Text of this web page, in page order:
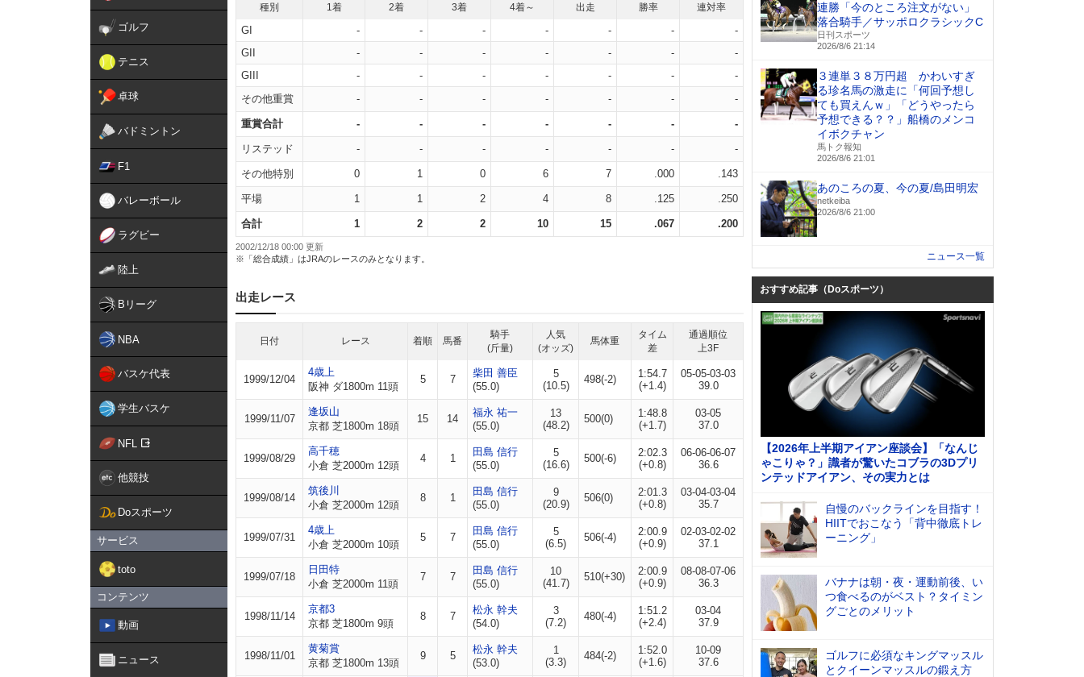
ゴルフ
テニス
卓球
バドミントン
F1
バレーボール
ラグビー
陸上
Bリーグ
NBA
バスケ代表
学生バスケ
NFL
他競技
Doスポーツ
サービス
toto
コンテンツ
動画
ニュース
種別 1着 2着 3着 4着～ 出走 勝率 連対率
GI - - - - - -
-
GII
- - - - - -
-
GIII
- - - - - -
-
その他重賞
- - - - - - -
重賞合計 - - - - - - -
リステッド - - - - - - -
その他特別 0 1 0 6 7 .000 .143
平場 1 1 2 4 8 .125 .250
合計 1 2 2 10 15 .067 .200
2002/12/18 00:00 更新
※「総合成績」はJRAのレースのみとなります。
出走レース
日付 レース 着順 馬番
騎手
(斤量)
人気
(オッズ)
馬体重
タイム
差
通過順位
上3F
1999/12/04
4歳上
阪神 ダ1800m 11頭
5 7
柴田 善臣
(55.0)
5
(10.5)
498(-2)
1:54.7
(+1.4)
05-05-03-03
39.0
1999/11/07
逢坂山
京都 芝1800m 18頭
15 14
福永 祐一
(55.0)
13
(48.2)
500(0)
1:48.8
(+1.7)
03-05
37.0
1999/08/29
高千穂
小倉 芝2000m 12頭
4 1
田島 信行
(55.0)
5
(16.6)
500(-6)
2:02.3
(+0.8)
06-06-06-07
36.6
1999/08/14
筑後川
小倉 芝2000m 12頭
8 1
田島 信行
(55.0)
9
(20.9)
506(0)
2:01.3
(+0.8)
03-04-03-04
35.7
1999/07/31
4歳上
小倉 芝2000m 10頭
5 7
田島 信行
(55.0)
5
(6.5)
506(-4)
2:00.9
(+0.9)
02-03-02-02
37.1
1999/07/18
日田特
小倉 芝2000m 11頭
7 7
田島 信行
(55.0)
10
(41.7)
510(+30)
2:00.9
(+0.9)
08-08-07-06
36.3
1998/11/14
京都3
京都 芝1800m 9頭
8 7
松永 幹夫
(54.0)
3
(7.2)
480(-4)
1:51.2
(+2.4)
03-04
37.9
1998/11/01
黄菊賞
京都 芝1800m 13頭
9 5
松永 幹夫
(53.0)
1
(3.3)
484(-2)
1:52.0
(+1.6)
10-09
37.6
連勝「今のところ注文がない」
落合騎手／サッポロクラシックC
日刊スポーツ
2026/8/6 21:14
３連単３８万円超 かわいすぎ
る珍名馬の激走に「何回予想し
ても買えんｗ」「どうやったら
予想できる？？」船橋のメンコ
イボクチャン
馬トク報知
2026/8/6 21:01
あのころの夏、今の夏/島田明宏
netkeiba
2026/8/6 21:00
ニュース一覧
おすすめ記事（Doスポーツ）
【2026年上半期アイアン座談会】「なんじ
ゃこりゃ？」識者が驚いたコブラの3Dプリ
ンテッドアイアン、その実力とは
自慢のバックラインを目指す！
HIITでおこなう「背中徹底トレ
ーニング」
バナナは朝・夜・運動前後、い
つ食べるのがベスト？タイミン
グごとのメリット
ゴルフに必須なキングマッスル
とクイーンマッスルの鍛え方